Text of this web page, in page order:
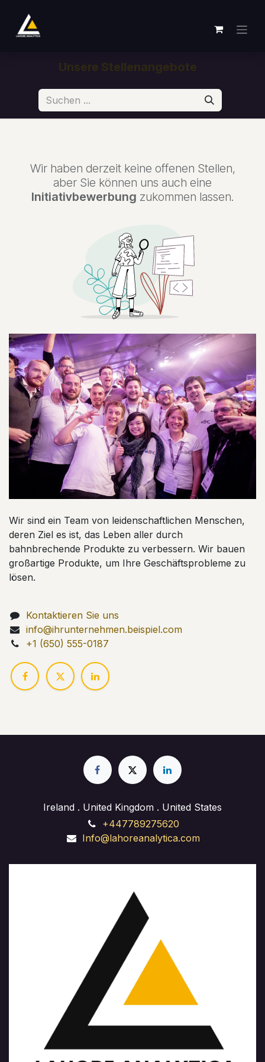
Wir haben derzeit keine offenen Stellen,
aber Sie können uns auch eine
Initiativbewerbung zukommen lassen.
Wir sind ein Team von leidenschaftlichen Menschen,
deren Ziel es ist, das Leben aller durch
bahnbrechende Produkte zu verbessern. Wir bauen
großartige Produkte, um Ihre Geschäftsprobleme zu
lösen.
Kontaktieren Sie uns
info@ihrunternehmen.beispiel.com
+1 (650) 555-0187
Ireland . United Kingdom . United States
+447789275620
Info@lahoreanalytica.com